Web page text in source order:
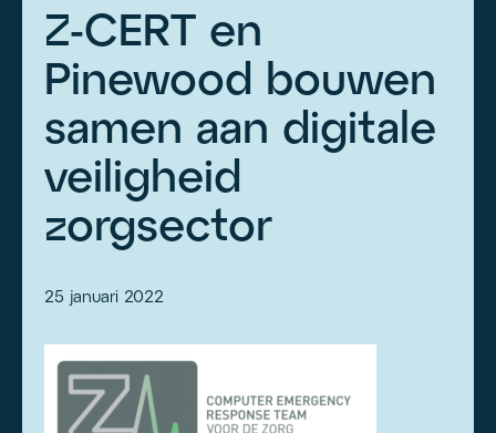
Z-CERT en
Pinewood bouwen
samen aan digitale
veiligheid
zorgsector
25 januari 2022